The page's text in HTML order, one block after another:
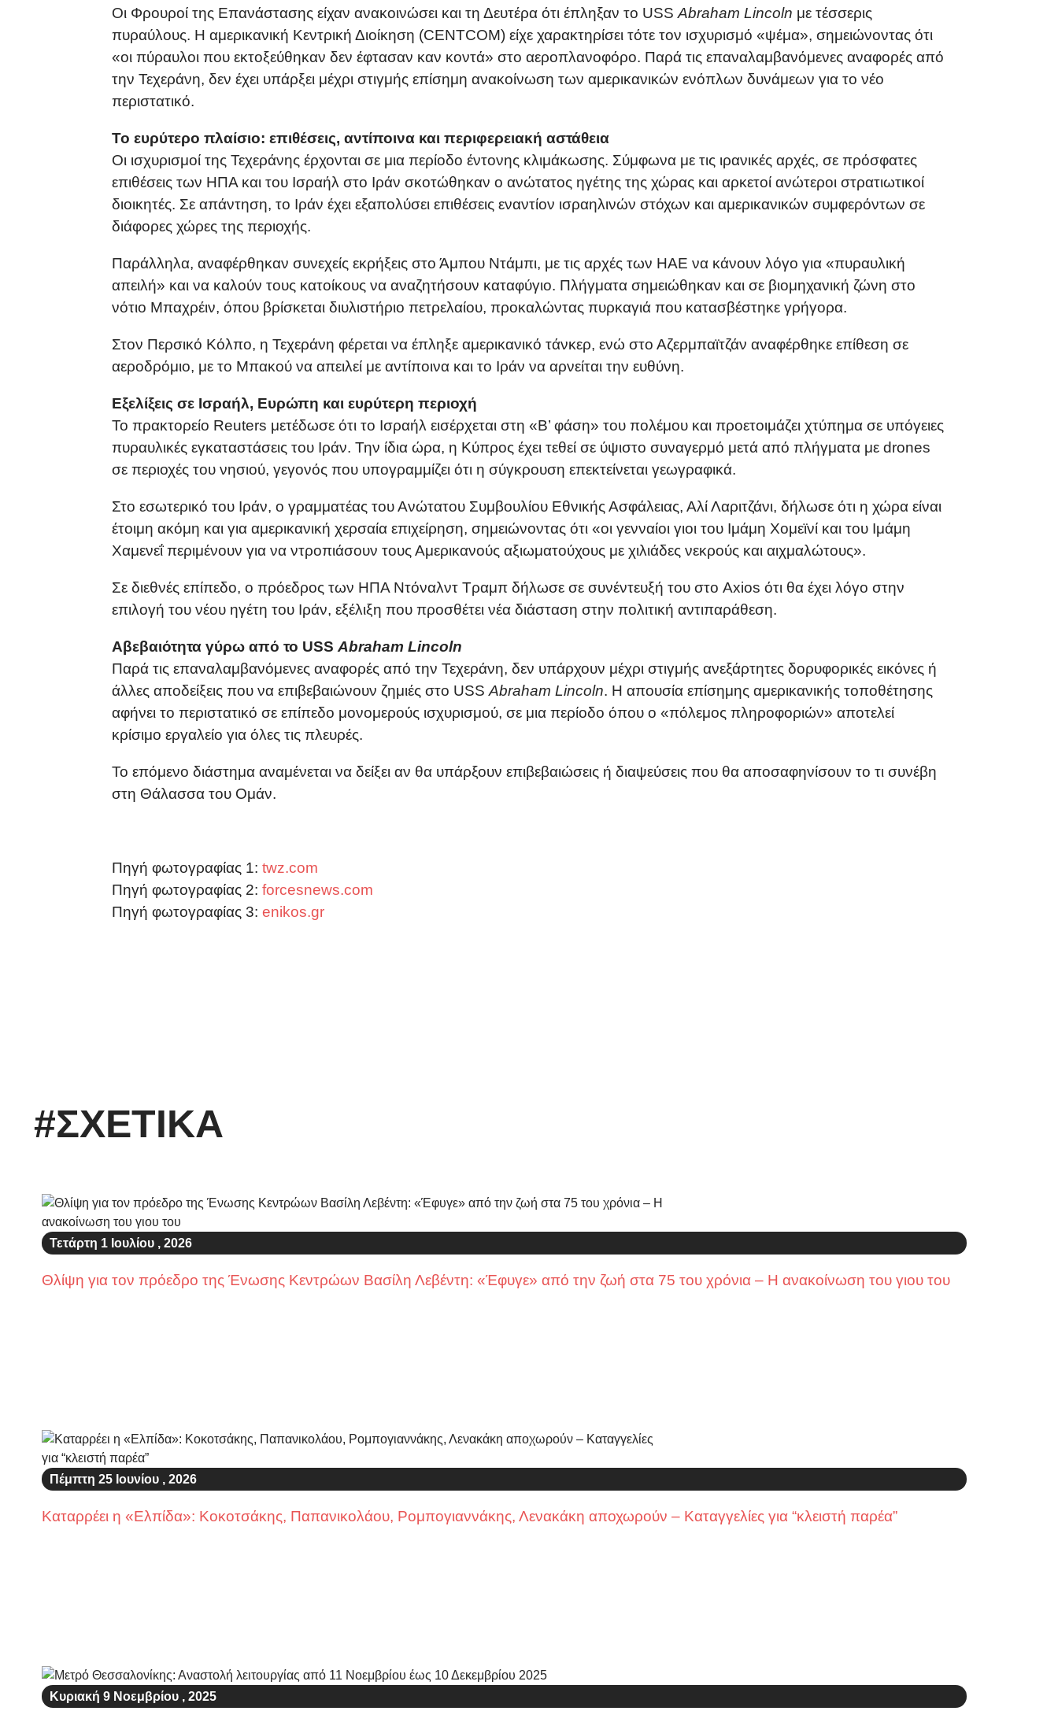
Οι Φρουροί της Επανάστασης είχαν ανακοινώσει και τη Δευτέρα ότι έπληξαν το USSAbraham Lincoln με τέσσερις
πυραύλους. Η αμερικανική Κεντρική Διοίκηση (CENTCOM) είχε χαρακτηρίσει τότε τον ισχυρισμό «ψέμα», σημειώνοντας ότι
«οι πύραυλοι που εκτοξεύθηκαν δεν έφτασαν καν κοντά» στο αεροπλανοφόρο. Παρά τις επαναλαμβανόμενες αναφορές από
την Τεχεράνη, δεν έχει υπάρξει μέχρι στιγμής επίσημη ανακοίνωση των αμερικανικών ενόπλων δυνάμεων για το νέο
περιστατικό.
Το ευρύτερο πλαίσιο: επιθέσεις, αντίποινα και περιφερειακή αστάθεια
Οι ισχυρισμοί της Τεχεράνης έρχονται σε μια περίοδο έντονης κλιμάκωσης. Σύμφωνα με τις ιρανικές αρχές, σε πρόσφατες
επιθέσεις των ΗΠΑ και του Ισραήλ στο Ιράν σκοτώθηκαν ο ανώτατος ηγέτης της χώρας και αρκετοί ανώτεροι στρατιωτικοί
διοικητές. Σε απάντηση, το Ιράν έχει εξαπολύσει επιθέσεις εναντίον ισραηλινών στόχων και αμερικανικών συμφερόντων σε
διάφορες χώρες της περιοχής.
Παράλληλα, αναφέρθηκαν συνεχείς εκρήξεις στο Άμπου Ντάμπι, με τις αρχές των ΗΑΕ να κάνουν λόγο για «πυραυλική
απειλή» και να καλούν τους κατοίκους να αναζητήσουν καταφύγιο. Πλήγματα σημειώθηκαν και σε βιομηχανική ζώνη στο
νότιο Μπαχρέιν, όπου βρίσκεται διυλιστήριο πετρελαίου, προκαλώντας πυρκαγιά που κατασβέστηκε γρήγορα.
Στον Περσικό Κόλπο, η Τεχεράνη φέρεται να έπληξε αμερικανικό τάνκερ, ενώ στο Αζερμπαϊτζάν αναφέρθηκε επίθεση σε
αεροδρόμιο, με το Μπακού να απειλεί με αντίποινα και το Ιράν να αρνείται την ευθύνη.
Εξελίξεις σε Ισραήλ, Ευρώπη και ευρύτερη περιοχή
Το πρακτορείο Reuters μετέδωσε ότι το Ισραήλ εισέρχεται στη «Β’ φάση» του πολέμου και προετοιμάζει χτύπημα σε υπόγειες
πυραυλικές εγκαταστάσεις του Ιράν. Την ίδια ώρα, η Κύπρος έχει τεθεί σε ύψιστο συναγερμό μετά από πλήγματα με drones
σε περιοχές του νησιού, γεγονός που υπογραμμίζει ότι η σύγκρουση επεκτείνεται γεωγραφικά.
Στο εσωτερικό του Ιράν, ο γραμματέας του Ανώτατου Συμβουλίου Εθνικής Ασφάλειας, Αλί Λαριτζάνι, δήλωσε ότι η χώρα είναι
έτοιμη ακόμη και για αμερικανική χερσαία επιχείρηση, σημειώνοντας ότι «οι γενναίοι γιοι του Ιμάμη Χομεϊνί και του Ιμάμη
Χαμενεΐ περιμένουν για να ντροπιάσουν τους Αμερικανούς αξιωματούχους με χιλιάδες νεκρούς και αιχμαλώτους».
Σε διεθνές επίπεδο, ο πρόεδρος των ΗΠΑ Ντόναλντ Τραμπ δήλωσε σε συνέντευξή του στο Axios ότι θα έχει λόγο στην
επιλογή του νέου ηγέτη του Ιράν, εξέλιξη που προσθέτει νέα διάσταση στην πολιτική αντιπαράθεση.
Αβεβαιότητα γύρω από το USSAbraham Lincoln
Παρά τις επαναλαμβανόμενες αναφορές από την Τεχεράνη, δεν υπάρχουν μέχρι στιγμής ανεξάρτητες δορυφορικές εικόνες ή
άλλες αποδείξεις που να επιβεβαιώνουν ζημιές στο USSAbraham Lincoln. Η απουσία επίσημης αμερικανικής τοποθέτησης
αφήνει το περιστατικό σε επίπεδο μονομερούς ισχυρισμού, σε μια περίοδο όπου ο «πόλεμος πληροφοριών» αποτελεί
κρίσιμο εργαλείο για όλες τις πλευρές.
Το επόμενο διάστημα αναμένεται να δείξει αν θα υπάρξουν επιβεβαιώσεις ή διαψεύσεις που θα αποσαφηνίσουν το τι συνέβη
στη Θάλασσα του Ομάν.
Πηγή φωτογραφίας 1:twz.com
Πηγή φωτογραφίας 2:forcesnews.com
Πηγή φωτογραφίας 3:enikos.gr
#ΣΧΕΤΙΚΑ
Τετάρτη 1 Ιουλίου , 2026
Θλίψη για τον πρόεδρο της Ένωσης Κεντρώων Βασίλη Λεβέντη: «Έφυγε» από την ζωή στα 75 του χρόνια – Η ανακοίνωση του γιου του
Πέμπτη 25 Ιουνίου , 2026
Καταρρέει η «Ελπίδα»: Κοκοτσάκης, Παπανικολάου, Ρομπογιαννάκης, Λενακάκη αποχωρούν – Καταγγελίες για “κλειστή παρέα”
Κυριακή 9 Νοεμβρίου , 2025